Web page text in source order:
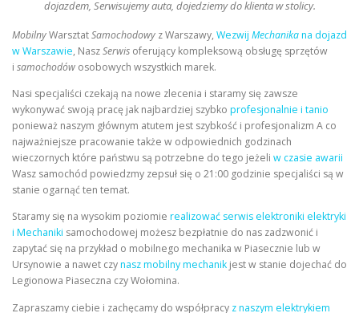
dojazdem, Serwisujemy auta, dojedziemy do klienta w stolicy.
MobilnyWarsztatSamochodowy z Warszawy, Wezwij Mechanikana dojazd
w Warszawie, NaszSerwis oferujący kompleksową obsługę sprzętów
i samochodów osobowych wszystkich marek.
Nasi specjaliści czekają na nowe zlecenia i staramy się zawsze
wykonywać swoją pracę jak najbardziej szybko profesjonalnie i tanio
ponieważ naszym głównym atutem jest szybkość i profesjonalizm A co
najważniejsze pracowanie także w odpowiednich godzinach
wieczornych które państwu są potrzebne do tego jeżeli w czasie awarii
Wasz samochód powiedzmy zepsuł się o 21:00 godzinie specjaliści są w
stanie ogarnąć ten temat.
Staramy się na wysokim poziomie realizować serwis elektroniki elektryki
i Mechaniki samochodowej możesz bezpłatnie do nas zadzwonić i
zapytać się na przykład o mobilnego mechanika w Piasecznie lub w
Ursynowie a nawet czynasz mobilny mechanik jest w stanie dojechać do
Legionowa Piaseczna czy Wołomina.
Zapraszamy ciebie i zachęcamy do współpracy z naszym elektrykiem